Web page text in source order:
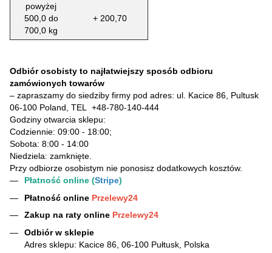
powyżej
500,0 do
700,0 kg
+ 200,70
Odbiór osobisty to najłatwiejszy sposób odbioru
zamówionych towarów
– zapraszamy do siedziby firmy pod adres: ul. Kacice 86, Pultusk
06-100 Poland, TEL +48-780-140-444
Godziny otwarcia sklepu:
Codziennie: 09:00 - 18:00;
Sobota: 8:00 - 14:00
Niedziela: zamknięte.
Przy odbiorze osobistym nie ponosisz dodatkowych kosztów.
Płatność online (Stripe)
Płatność online Przelewy24
Zakup na raty online Przelewy24
Odbiór w sklepie
Adres sklepu: Kacice 86, 06-100 Pułtusk, Polska